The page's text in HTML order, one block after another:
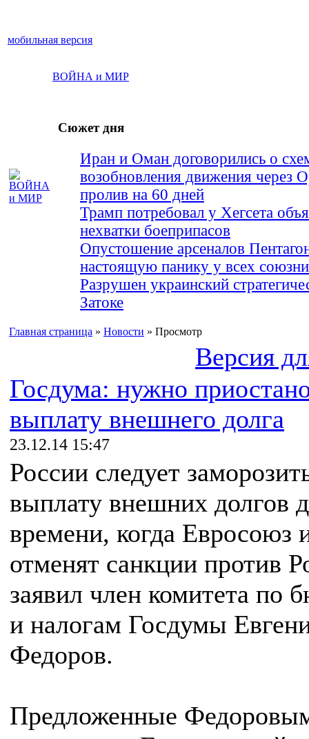
мобильная версия
ВОЙНА и МИР
Сюжет дня
Иран и Оман договорились о
возобновления движения через
пролив на 60 дней
Трамп потребовал у Хегсета
нехватки боеприпасов
Опустошение арсеналов
настоящую панику у всех
Разрушен украинский
Затоке
Главная страница » Новости » Просмотр
Версия
Госдума: нужно
выплату внешнего долга
23.12.14 15:47
России следует
выплату внешних долгов
времени, когда
отменят санкции против
заявил член комитета по
и налогам Госдумы
Федоров.
Предложенные